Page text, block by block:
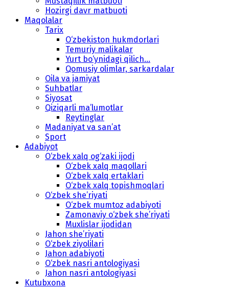
Hozirgi davr matbuoti
Maqolalar
Tarix
O‘zbekiston hukmdorlari
Temuriy malikalar
Yurt bo‘ynidagi qilich...
Qomusiy olimlar, sarkardalar
Oila va jamiyat
Suhbatlar
Siyosat
Qiziqarli ma’lumotlar
Reytinglar
Madaniyat va san’at
Sport
Adabiyot
O‘zbek xalq og‘zaki ijodi
O‘zbek xalq maqollari
O‘zbek xalq ertaklari
O‘zbek xalq topishmoqlari
O‘zbek she’riyati
O‘zbek mumtoz adabiyoti
Zamonaviy o‘zbek she’riyati
Muxlislar ijodidan
Jahon she’riyati
O‘zbek ziyolilari
Jahon adabiyoti
O‘zbek nasri antologiyasi
Jahon nasri antologiyasi
Kutubxona